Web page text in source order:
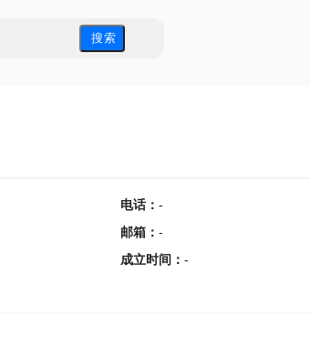
搜 索
电话： -
邮箱 ： -
成立时间 ： -